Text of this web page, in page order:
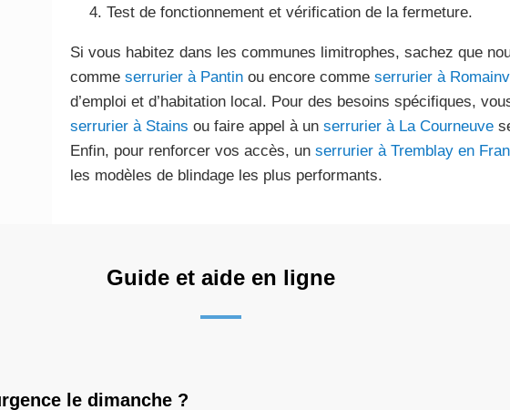
Test de fonctionnement et vérification de la fermeture.
Si vous habitez dans les communes limitrophes, sachez que
comme serrurier à Pantinou encore comme serrurier à
d’emploi et d’habitation local. Pour des besoins spécifiques,
serrurier à Stains ou faire appel à un serrurier à La Courneuve
Enfin, pour renforcer vos accès, un serrurier à Tremblay en
les modèles de blindage les plus performants.
Guide et aide en ligne
le dimanche ?